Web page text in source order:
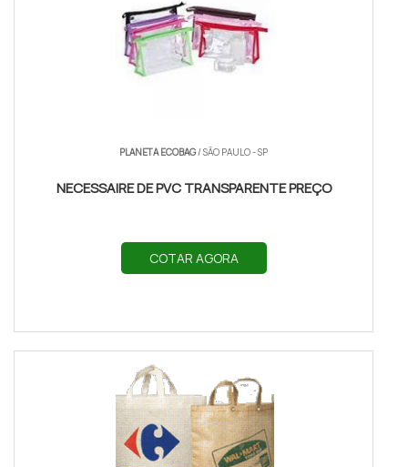
PLANETA ECOBAG/ SÃO PAULO - SP
NECESSAIRE DE PVC TRANSPARENTE PREÇO
COTAR AGORA